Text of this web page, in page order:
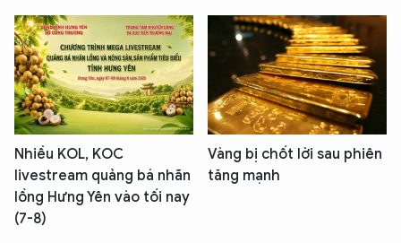
Nhiều KOL, KOC
livestream quảng bá nhãn
lồng Hưng Yên vào tối nay
(7-8)
Vàng bị chốt lời sau phiên
tăng mạnh